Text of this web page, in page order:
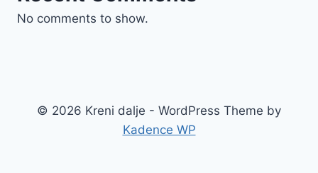
No comments to show.
© 2026 Kreni dalje - WordPress Theme by
Kadence WP